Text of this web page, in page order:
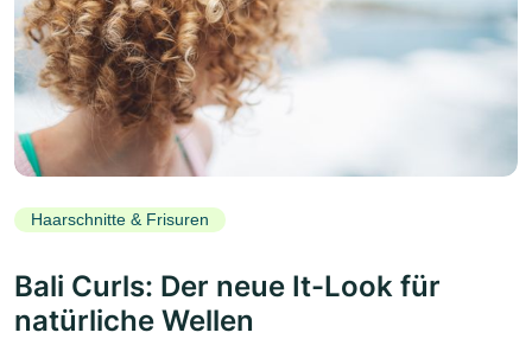
Haarschnitte & Frisuren
Bali Curls: Der neue It-Look für
natürliche Wellen